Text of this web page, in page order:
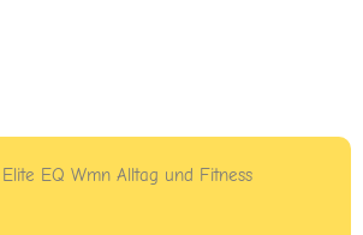
EQ Wmn Alltag und Fitness